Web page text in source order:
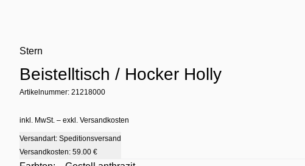
Stern
Beistelltisch / Hocker Holly
Artikelnummer: 21218000
inkl. MwSt. – exkl. Versandkosten
Versandart: Speditionsversand
Versandkosten: 59.00 €